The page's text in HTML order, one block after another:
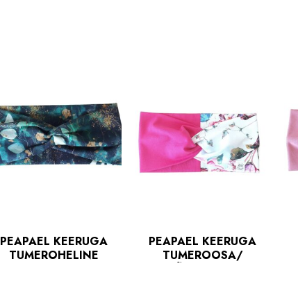
PEAPAEL KEERUGA
TUMEROHELINE
PEAPAEL KEERUGA
TUMEROOSA/